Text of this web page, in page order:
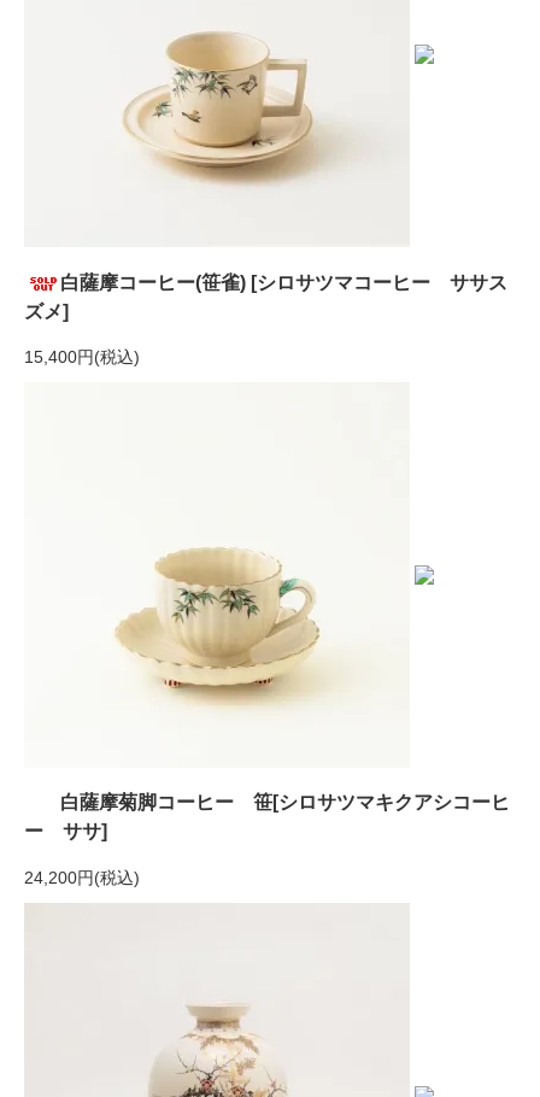
白薩摩コーヒー(笹雀) [シロサツマコーヒー ササス
ズメ]
15,400円(税込)
白薩摩菊脚コーヒー 笹[シロサツマキクアシコーヒ
ー ササ]
24,200円(税込)